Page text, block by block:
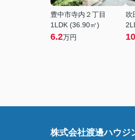
豊中市寺内２丁目
1LDK (36.90㎡)
6.2万円
吹
株式会社渡邊ハウジ